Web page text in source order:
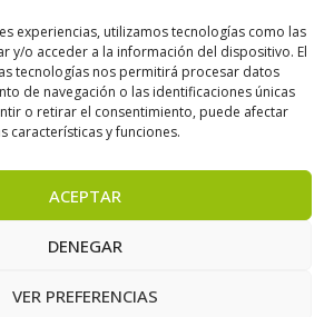
experiencias, utilizamos tecnologías como las
y/o acceder a la información del dispositivo. El
tecnologías nos permitirá procesar datos
de navegación o las identificaciones únicas
o retirar el consentimiento, puede afectar
características y funciones.
ACEPTAR
DENEGAR
VER PREFERENCIAS
— Todos los derechos reservados.
by Varadero Software Factory S.L.